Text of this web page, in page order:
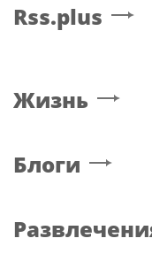
Rss.plus
Жизнь
Блоги